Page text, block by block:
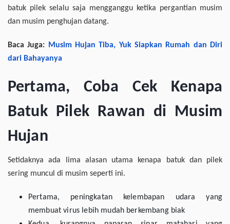
batuk pilek selalu saja mengganggu ketika pergantian musim
dan musim penghujan datang.
Baca Juga:
Musim Hujan Tiba, Yuk Siapkan Rumah dan Diri
dari Bahayanya
Pertama, Coba Cek Kenapa
Batuk Pilek Rawan di Musim
Hujan
Setidaknya ada lima alasan utama kenapa batuk dan pilek
sering muncul di musim seperti ini.
Pertama, peningkatan kelembapan udara yang
membuat virus lebih mudah berkembang biak